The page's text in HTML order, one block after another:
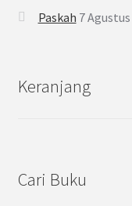
Paskah 7
Keranjang
Cari Buku